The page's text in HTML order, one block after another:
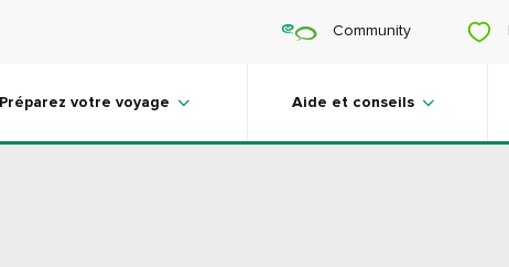
Community
Préparez votre voyage Aide et conseils